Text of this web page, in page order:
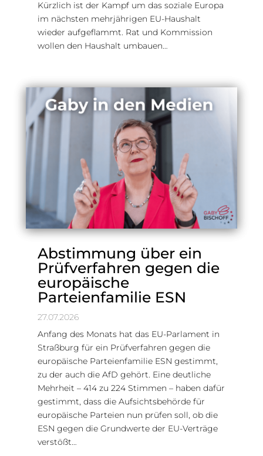
Kürzlich ist der Kampf um das soziale Europa
im nächsten mehrjährigen EU-Haushalt
wieder aufgeflammt. Rat und Kommission
wollen den Haushalt umbauen…
Abstimmung über ein
Prüfverfahren gegen die
europäische
Parteienfamilie ESN
27.07.2026
Anfang des Monats hat das EU-Parlament in
Straßburg für ein Prüfverfahren gegen die
europäische Parteienfamilie ESN gestimmt,
zu der auch die AfD gehört. Eine deutliche
Mehrheit – 414 zu 224 Stimmen – haben dafür
gestimmt, dass die Aufsichtsbehörde für
europäische Parteien nun prüfen soll, ob die
ESN gegen die Grundwerte der EU-Verträge
verstößt…